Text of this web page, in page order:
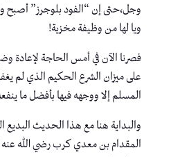
وجل،حتى إن “الفود بلوجرز” أصبح
ويا لها من وظيفة مخزية!
فصرنا الآن في أمس الحاجة لإعادة
على ميزان الشرع الحكيم الذي لم
المسلم إلا ووجهه فيها بأفضل ما
والبداية هنا مع هذا الحديث البديع
المقدام بن معدي كرب رضي الله عنه